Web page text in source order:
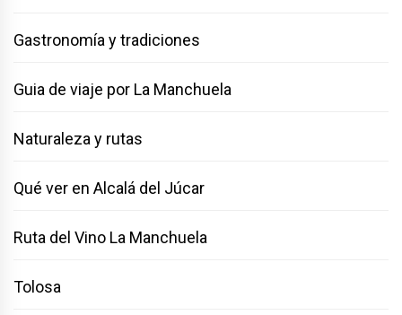
Gastronomía y tradiciones
Guia de viaje por La Manchuela
Naturaleza y rutas
Qué ver en Alcalá del Júcar
Ruta del Vino La Manchuela
Tolosa